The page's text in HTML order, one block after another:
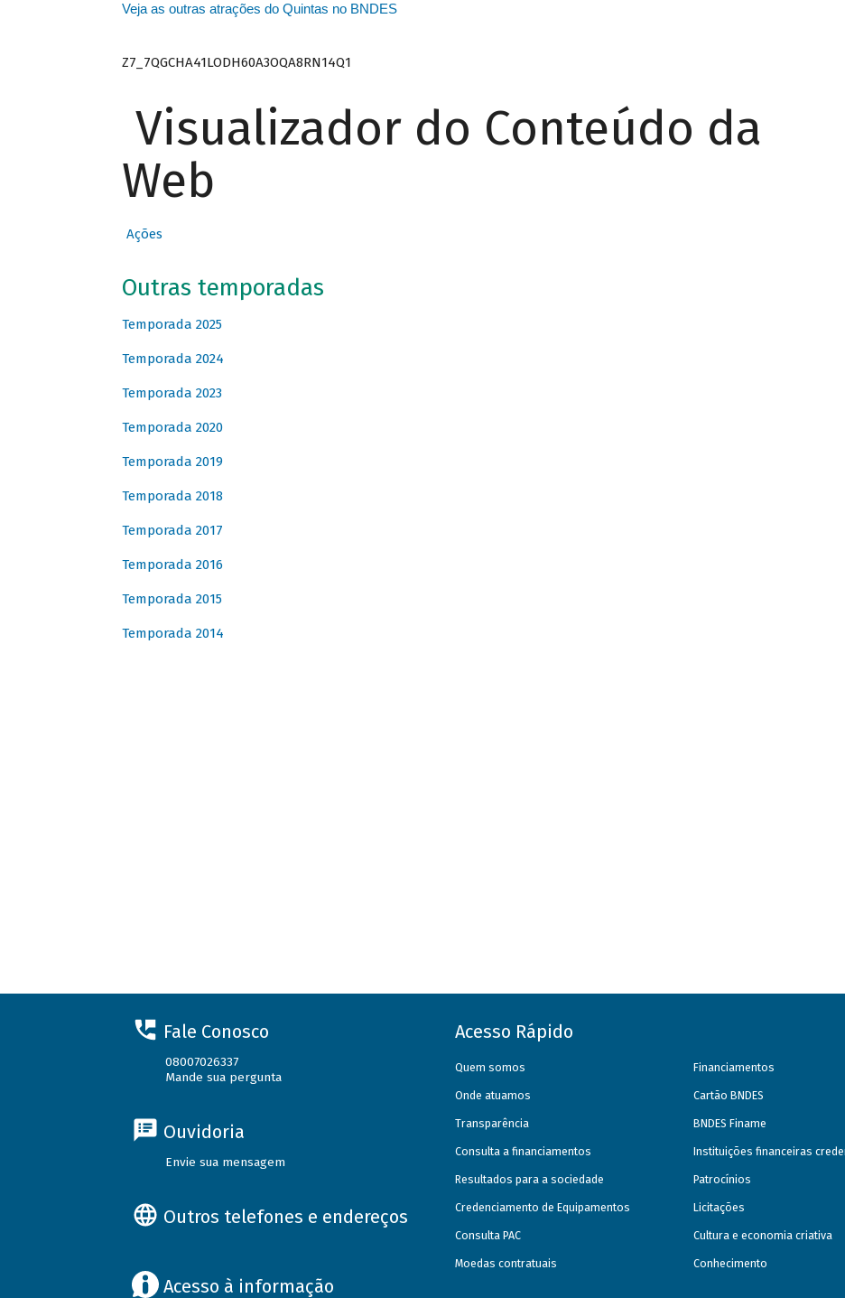
Veja as outras atrações do Quintas no BNDES
Z7_7QGCHA41LODH60A3OQA8RN14Q1
Visualizador do Conteúdo da
Web
Ações
Outras temporadas
Temporada 2025
Temporada 2024
Temporada 2023
Temporada 2020
Temporada 2019
Temporada 2018
Temporada 2017
Temporada 2016
Temporada 2015
Temporada 2014
Fale Conosco
08007026337
Mande sua pergunta
Ouvidoria
Envie sua mensagem
Outros telefones e endereços
Acesso à informação
Acesso Rápido
Quem somos
Onde atuamos
Transparência
Consulta a financiamentos
Resultados para a sociedade
Credenciamento de Equipamentos
Consulta PAC
Moedas contratuais
Financiamentos
Cartão BNDES
BNDES Finame
Instituições financeiras
Patrocínios
Licitações
Cultura e economia criativa
Conhecimento